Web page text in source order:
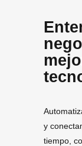
y
tiempo,